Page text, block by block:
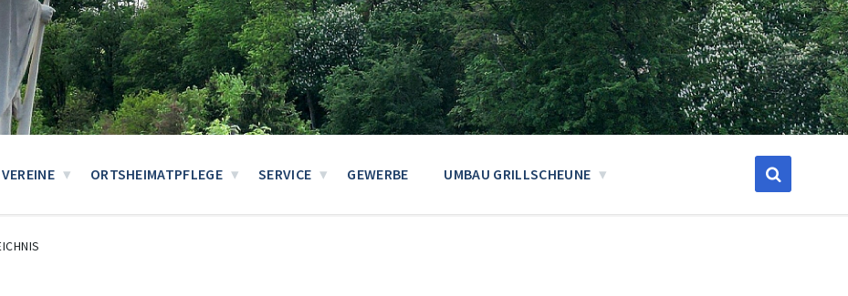
VEREINE ORTSHEIMATPFLEGE SERVICE GEWERBE UMBAU GRILLSCHEUNE